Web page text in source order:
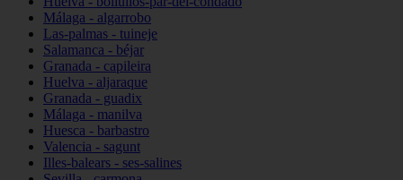
Málaga - algarrobo
Las-palmas - tuineje
Salamanca - béjar
Granada - capileira
Huelva - aljaraque
Granada - guadix
Málaga - manilva
Huesca - barbastro
Valencia - sagunt
Illes-balears - ses-salines